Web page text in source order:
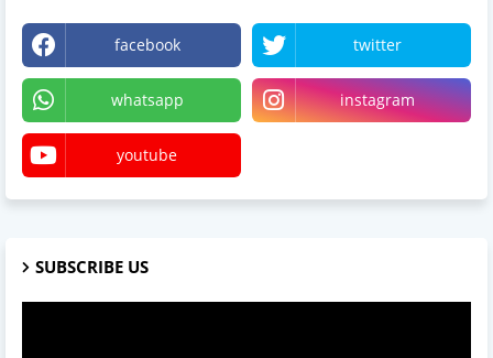
facebook twitter
whatsapp instagram
youtube
SUBSCRIBE US